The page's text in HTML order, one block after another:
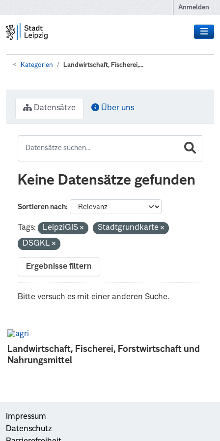
Anmelden
Kategorien Landwirtschaft, Fischerei,...
Landwirtschaft, Fischerei, Forstwirtschaft und
Nahrungsmittel
Datensätze Über uns
Keine Datensätze gefunden
Sortieren nach
Tags: LeipziGIS
Stadtgrundkarte
DSGKL
Ergebnisse filtern
Bitte versuch es mit einer anderen Suche.
Impressum
Datenschutz